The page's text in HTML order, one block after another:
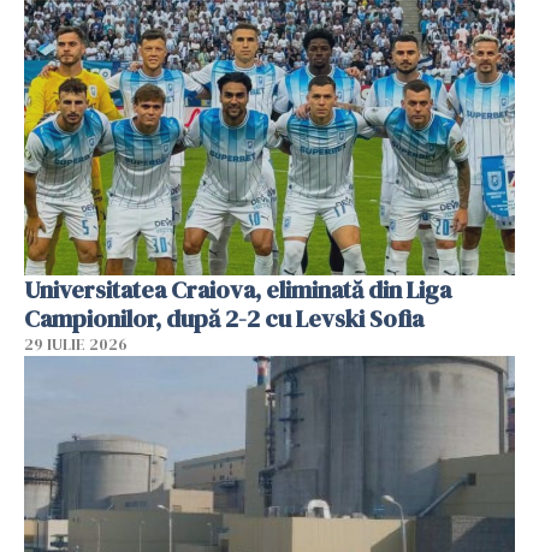
Universitatea Craiova, eliminată din Liga
Campionilor, după 2-2 cu Levski Sofia
29 IULIE 2026